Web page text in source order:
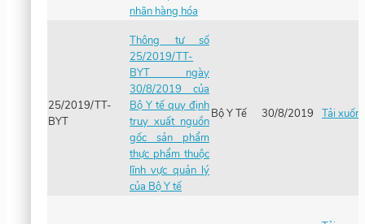
nhãn hàng hóa
25/2019/TT-
BYT
Thông tư số
25/2019/TT-
BYT ngày
30/8/2019 của
Bộ Y tế quy định
truy xuất nguồn
gốc sản phẩm
thực phẩm thuộc
lĩnh vực quản lý
của Bộ Y tế
Bộ Y Tế 30/8/2019 Tải